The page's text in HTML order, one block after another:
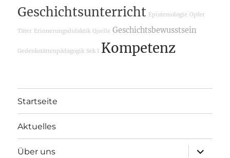
Geschichtsunterricht Epistemologie Opfer
Täter Erinnerungsdidaktik Quelle Geschichtsbewusstsein
Gedenkstättenpädagogik Sek I Kompetenz
Startseite
Aktuelles
Über uns